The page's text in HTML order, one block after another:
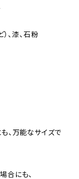
、漆、石粉
、万能なサイズで
合にも、